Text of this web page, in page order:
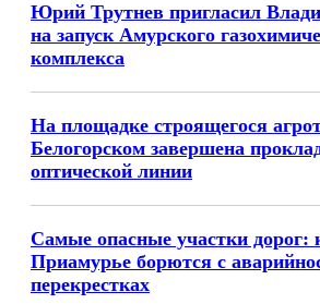
Юрий Трутнев пригласил
на запуск Амурского
комплекса
На площадке строящегося
Белогорском завершена
оптической линии
Самые опасные участки дорог:
Приамурье борются с
перекрестках